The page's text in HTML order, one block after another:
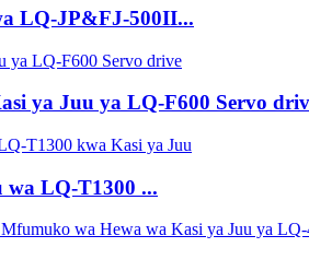
LQ-JP&FJ-500II...
ya Juu ya LQ-F600 Servo
wa LQ-T1300 ...